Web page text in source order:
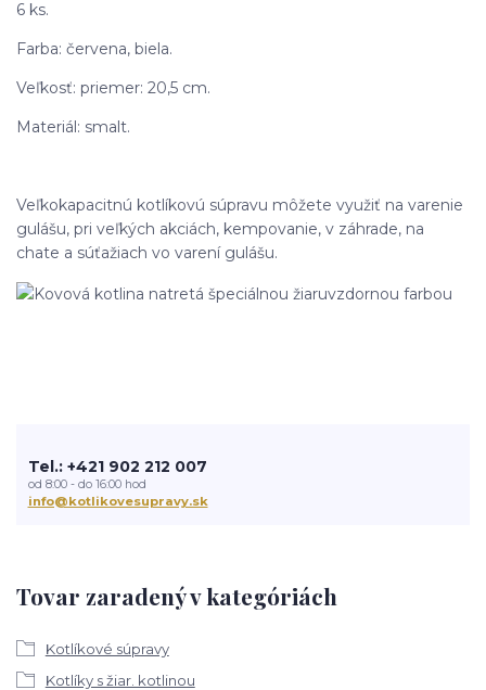
6 ks.
Farba: červena, biela.
Veľkosť: priemer: 20,5 cm.
Materiál: smalt.
Veľkokapacitnú kotlíkovú súpravu môžete využiť na varenie
gulášu, pri veľkých akciách, kempovanie, v záhrade, na
chate a súťažiach vo varení gulášu.
Tovar zaradený v kategóriách
Kotlíkové súpravy
Kotlíky s žiar. kotlinou
Tel.: +421 902 212 007
od 8:00 - do 16:00 hod
info@kotlikovesupravy.sk